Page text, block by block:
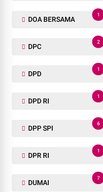
DOA BERSAMA
1
DPC
2
DPD
1
DPD RI
1
DPP SPI
6
DPR RI
1
DUMAI
7